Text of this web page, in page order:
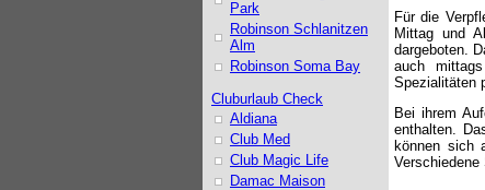
Park
Robinson Schlanitzen
Alm
Robinson Soma Bay
Cluburlaub Check
Aldiana
Club Med
Club Magic Life
Damac Maison
Für die
Mittag und
dargeboten.
auch
Spezialitäten
Bei ihrem
enthalten.
können sich
Verschiedene